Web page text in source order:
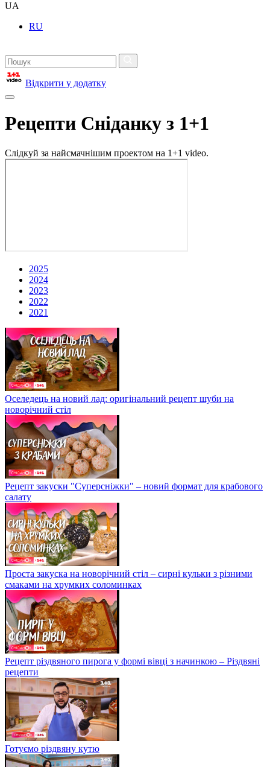
UA
RU
Відкрити у додатку
Рецепти Сніданку з 1+1
Слідкуй за найсмачнішим проектом на 1+1 video.
2025
2024
2023
2022
2021
Оселедець на новий лад: оригінальний рецепт шуби на
новорічний стіл
Рецепт закуски "Суперсніжки" – новий формат для крабового
салату
Проста закуска на новорічний стіл – сирні кульки з різними
смаками на хрумких соломинках
Рецепт різдвяного пирога у формі вівці з начинкою – Різдвяні
рецепти
Готуємо різдвяну кутю